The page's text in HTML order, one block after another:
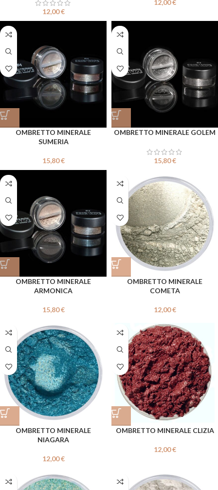
12,00€
12,00€
OMBRETTO MINERALE
SUMERIA
15,80€
OMBRETTO MINERALE GOLEM
15,80€
OMBRETTO MINERALE
ARMONICA
15,80€
OMBRETTO MINERALE
COMETA
12,00€
OMBRETTO MINERALE
NIAGARA
12,00€
OMBRETTO MINERALE CLIZIA
12,00€